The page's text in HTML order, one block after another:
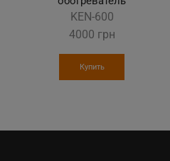
KEN-600
4000 грн
Купить